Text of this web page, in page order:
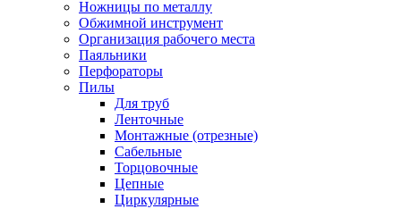
Ножницы по металлу
Обжимной инструмент
Организация рабочего места
Паяльники
Перфораторы
Пилы
Для труб
Ленточные
Монтажные (отрезные)
Сабельные
Торцовочные
Цепные
Циркулярные